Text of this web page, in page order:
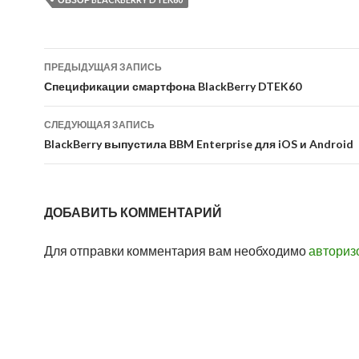
Навигация
по
записям
ПРЕДЫДУЩАЯ ЗАПИСЬ
Спецификации смартфона BlackBerry DTEK60
СЛЕДУЮЩАЯ ЗАПИСЬ
BlackBerry выпустила BBM Enterprise для iOS и Android
ДОБАВИТЬ КОММЕНТАРИЙ
Для отправки комментария вам необходимо